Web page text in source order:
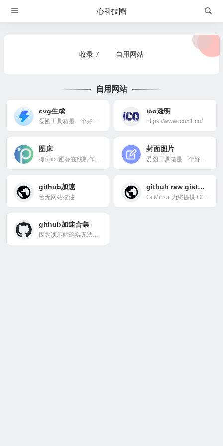
心科技圈
收录7 自用网站
自用网站
svg生成
爱图工具箱是一个好用且免费的在线工具网站，提供各类方便实用的在线转换与计算器工具，可以帮助你完成日常中简单却繁琐的小任务。
ico透明
https://www.ico51.cn/
图床
提供ico图标在线制作、快速ico图标制作、icon图标制作、favicon、可以将png转ico、favicon在线制作、所有图片转ico，透明ico图标制作、动态ico图标制作方法及将所制作的ico图标下载下来，作为favicon.ico文件。
封面图片
爱图工具箱是一个好用且免费的在线工具网站，提供各类方便实用的在线转换与计算器工具，可以帮助你完成日常中简单却繁琐的小任务。
github加速
暂无网站描述
github raw gist加速
GitMirror 为您提供 Github 静态资源加速服务
github加速合集
因为演示站确实无法保证可用性，24小时的额度基本16小时就会用完，但是需求也确实有。 可以在本帖附上愿意被索引的镜像站点。 先贴俩比较大的 https://mirror.ghproxy.com/ https://ghproxy.org/ 也感谢镜像站的维护者们，非 worker 版本成本还是不低的。 镜像站可能会由于各种原因禁止部分地址访问，这很合理也很正常。所以，一希望开发者合理配置访问频次，尤其是一些分发量大的项目，二请不要由于访问原因开 issue 了。